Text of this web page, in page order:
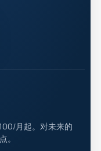
月起。对未来的
。